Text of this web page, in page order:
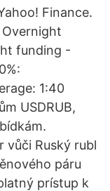
Finance.
Overnight
funding -
1:40
USDRUB,
vůči Ruský rubl
páru
prístup k